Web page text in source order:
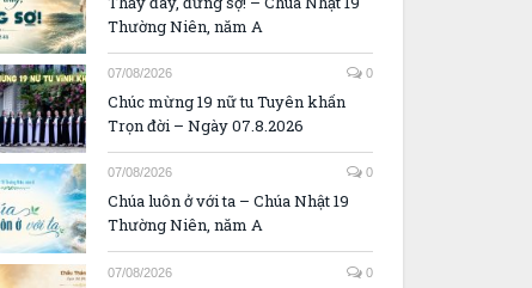
Thường Niên, năm A
07/08/2026 0
Chúc mừng 19 nữ tu Tuyên khấn
Trọn đời – Ngày 07.8.2026
07/08/2026 0
Chúa luôn ở với ta – Chúa Nhật 19
Thường Niên, năm A
07/08/2026 0